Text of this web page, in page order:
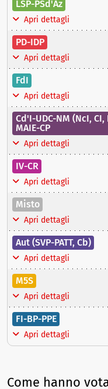
LSP-PSd'Az
Apri dettagli
PD-IDP
Apri dettagli
FdI
Apri dettagli
Cd'I-UDC-NM (NcI, CI,
MAIE-CP
Apri dettagli
IV-CR
Apri dettagli
Misto
Apri dettagli
Aut (SVP-PATT, Cb)
Apri dettagli
M5S
Apri dettagli
FI-BP-PPE
Apri dettagli
Come hanno